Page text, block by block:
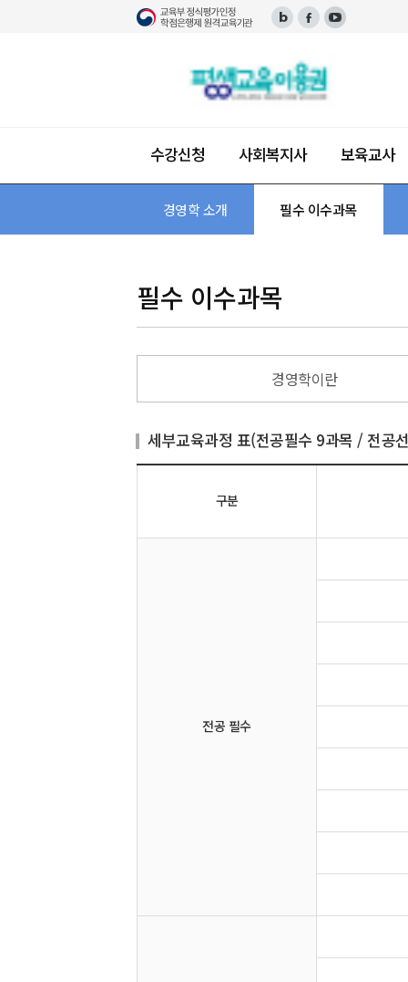
수강신청
단과 수강신청 패키지 수강신청
사회복지사
사회복지사 소개 자격증 안내 및 이수
보육교사
보육교사 소개 자격증 안내 및 이수 과
장애영유아보육교사 소개 자격증 안
한국어교원 소개 자격증 안내 및 이수
평생교육사 소개 자격증 안내 및 이수
미용학 소개 교육과정 안내 및 이수
건강가정사 소개 자격 안내 및 이수 과
경영학 소개 필수 이수 과목
경영학 소개 필수 이수과목
필수 이수과목
경영학이란
세부교육과정 표(전공필수 9과목 / 전공
구분
전공 필수